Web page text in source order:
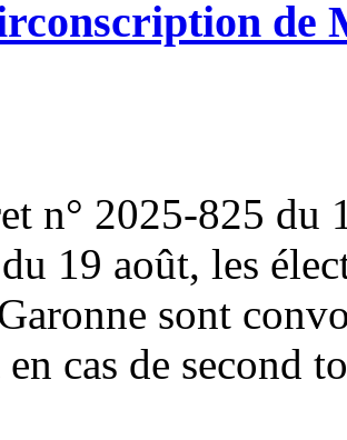
de
n° 2025-825 du
19 août, les
sont
cas de second